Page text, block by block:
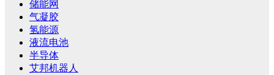
储能网
气凝胶
氢能源
液流电池
半导体
艾邦机器人